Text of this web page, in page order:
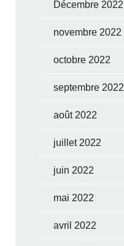
Décembre 2022
novembre 2022
octobre 2022
septembre 2022
août 2022
juillet 2022
juin 2022
mai 2022
avril 2022